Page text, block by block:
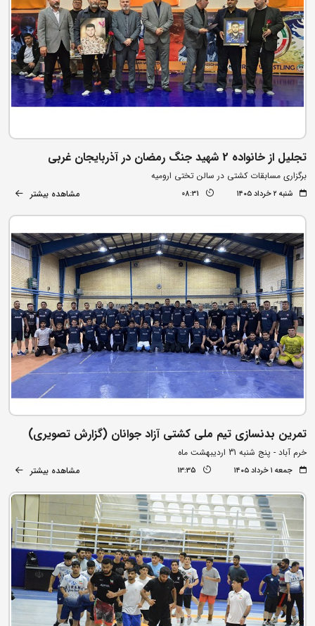
تجلیل از خانواده 2 شهید جنگ رمضان در آذربایجان غربی
برگزاری مسابقات کشتی در سالن تختی ارومیه
شنبه ۲ خرداد ۱۴۰۵ 08:31 مشاهده بیشتر
تمرین بدنسازی تیم ملی کشتی آزاد جوانان (گزارش تصویری)
خرم آباد - پنج شنبه 31 اردیبهشت ماه
جمعه ۱ خرداد ۱۴۰۵ 13:35 مشاهده بیشتر